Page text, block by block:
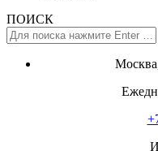
ПОИСК
Поиск: